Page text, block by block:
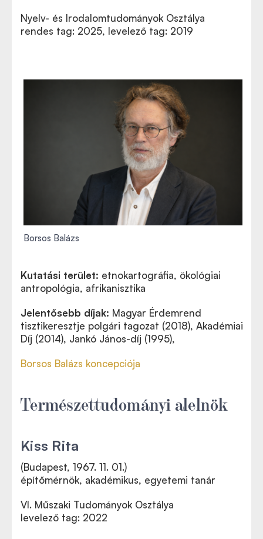
Nyelv- és Irodalomtudományok Osztálya
rendes tag: 2025, levelező tag: 2019
Borsos Balázs
Kutatási terület: etnokartográfia, ökológiai
antropológia, afrikanisztika
Jelentősebb díjak: Magyar Érdemrend
tisztikeresztje polgári tagozat (2018), Akadémiai
Díj (2014), Jankó János-díj (1995),
Borsos Balázs koncepciója
Természettudományi alelnök
Kiss Rita
(Budapest, 1967. 11. 01.)
építőmérnök, akadémikus, egyetemi tanár
VI. Műszaki Tudományok Osztálya
levelező tag: 2022